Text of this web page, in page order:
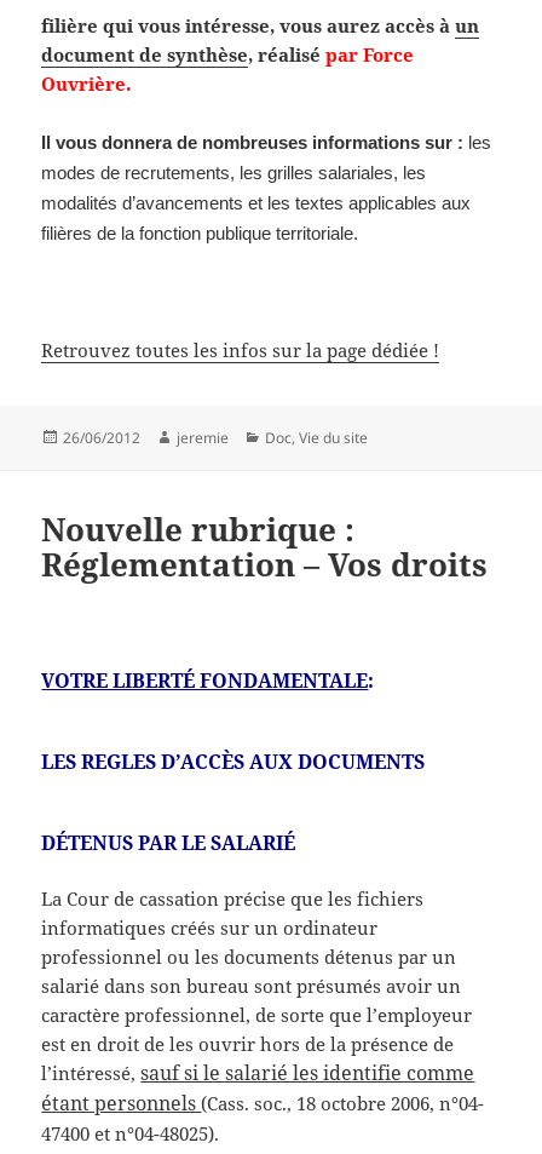
filière qui vous intéresse, vous aurez accès àun
document de synthèse, réalisépar Force
Ouvrière.
Il vous donnerade nombreuses informations sur : les
modes de recrutements, les grilles salariales, les
modalités d’avancements et les textes applicables aux
filières de la fonction publique territoriale.
Retrouvez toutes les infos sur la page dédiée !
Publié
26/06/2012 Auteur
jeremie Catégories
Doc,Vie du site
Nouvelle rubrique :
Réglementation – Vos droits
VOTRE LIBERTÉ FONDAMENTALE:
LES REGLES D’ACCÈS AUX DOCUMENTS
DÉTENUS PAR LE SALARIÉ
La Cour de cassation précise que les fichiers
informatiques créés sur un ordinateur
professionnel ou les documents détenus par un
salarié dans son bureau sont présumés avoir un
caractère professionnel, de sorte que l’employeur
est en droit de les ouvrir hors de la présence de
l’intéressé,sauf si le salarié les identifie comme
étant personnels(Cass. soc., 18 octobre 2006, n°04-
47400 et n°04-48025).